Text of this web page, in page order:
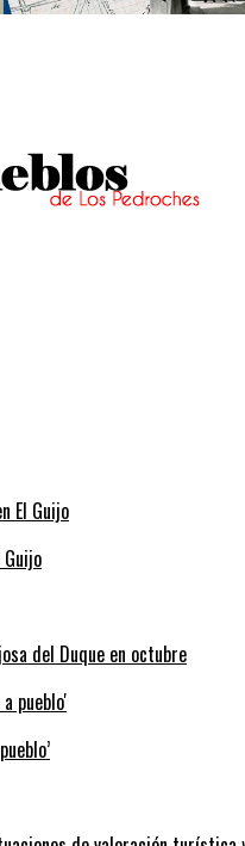
Guijo
del Duque en octubre